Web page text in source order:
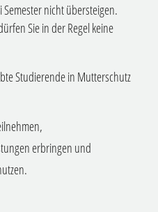
nicht übersteigen.
Sie in der Regel keine
Studierende in Mutterschutz
erbringen und